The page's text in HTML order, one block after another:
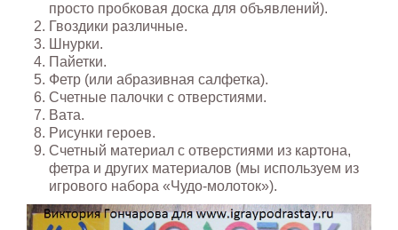
просто пробковая доска для объявлений).
Гвоздики различные.
Шнурки.
Пайетки.
Фетр (или абразивная салфетка).
Счетные палочки с отверстиями.
Вата.
Рисунки героев.
Счетный материал с отверстиями из картона,
фетра и других материалов (мы используем из
игрового набора «Чудо-молоток»).